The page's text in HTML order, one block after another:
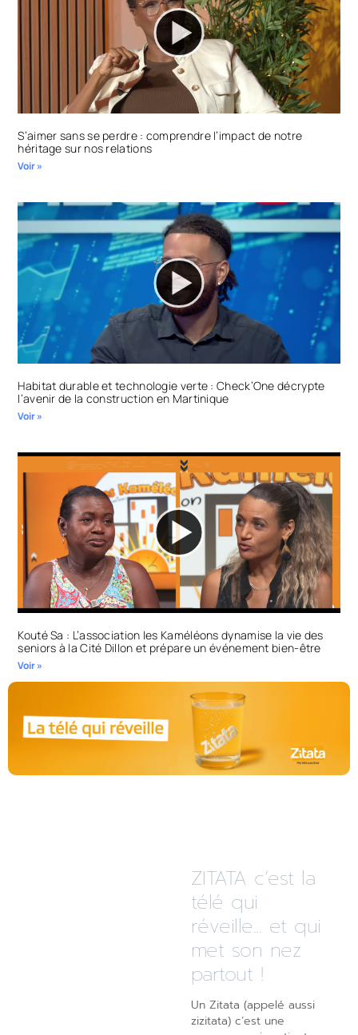
S’aimer sans se perdre : comprendre l’impact de notre
héritage sur nos relations
Voir »
Habitat durable et technologie verte : Check’One décrypte
l’avenir de la construction en Martinique
Voir »
Kouté Sa : L’association les Kaméléons dynamise la vie des
seniors à la Cité Dillon et prépare un événement bien-être
Voir »
ZITATA c’est la
télé qui
réveille... et qui
met son nez
partout !
Un Zitata (appelé aussi
zizitata) c’est une